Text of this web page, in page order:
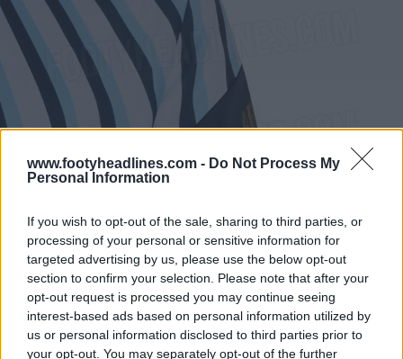
www.footyheadlines.com - Do Not Process My
Personal Information
If you wish to opt-out of the sale, sharing to third parties, or
processing of your personal or sensitive information for
targeted advertising by us, please use the below opt-out
section to confirm your selection. Please note that after your
opt-out request is processed you may continue seeing
interest-based ads based on personal information utilized by
us or personal information disclosed to third parties prior to
your opt-out. You may separately opt-out of the further